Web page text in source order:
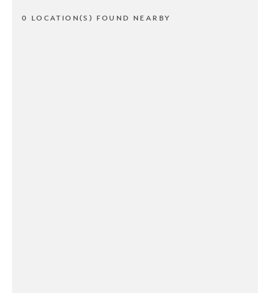
0 LOCATION(S) FOUND NEARBY